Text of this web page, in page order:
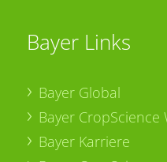
Bayer Links
Bayer Global
Bayer CropScience
Bayer Karriere